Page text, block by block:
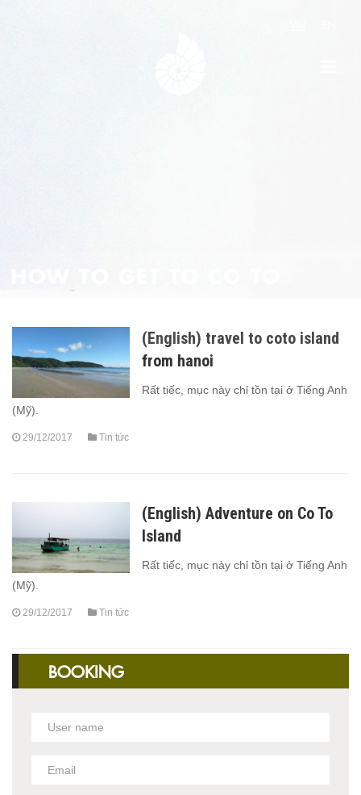
ISLAND
(English) travel to coto island
from hanoi
Rất tiếc, mục này chỉ tồn tại ở Tiếng Anh
(Mỹ).
29/12/2017 Tin tức
(English) Adventure on Co To
Island
Rất tiếc, mục này chỉ tồn tại ở Tiếng Anh
(Mỹ).
29/12/2017 Tin tức
BOOKING